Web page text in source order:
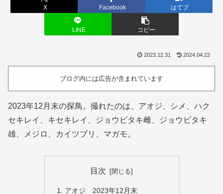
X Facebook はてブ
LINE コピー
2023.12.31 2024.04.22
ブログ内には広告が含まれています
2023年12月末の探鳥。撮れたのは、アオジ、シメ、ハク
セキレイ、キセキレイ、ジョウビタキ雌、ジョウビタキ
雄、メジロ、カイツブリ、マガモ。
目次
アオジ 2023年12月末